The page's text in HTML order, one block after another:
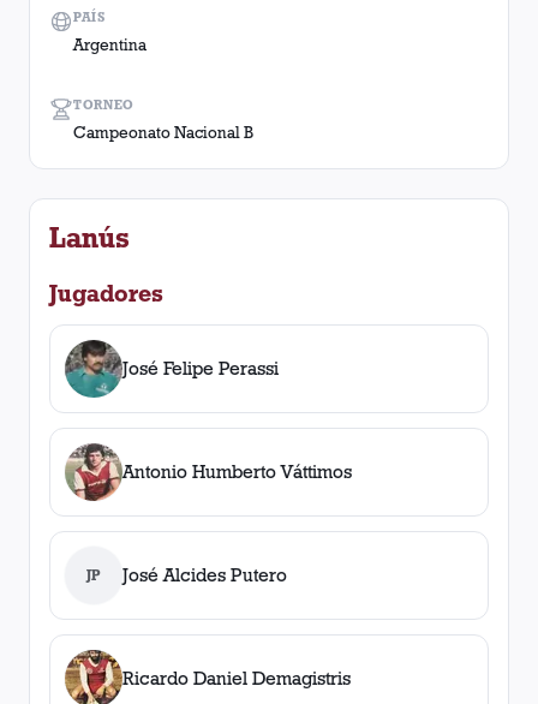
TORNEO
Campeonato Nacional B
PAÍS
Argentina
Lanús
Jugadores
José Felipe Perassi
Antonio Humberto Váttimos
JP José Alcides Putero
Ricardo Daniel Demagistris